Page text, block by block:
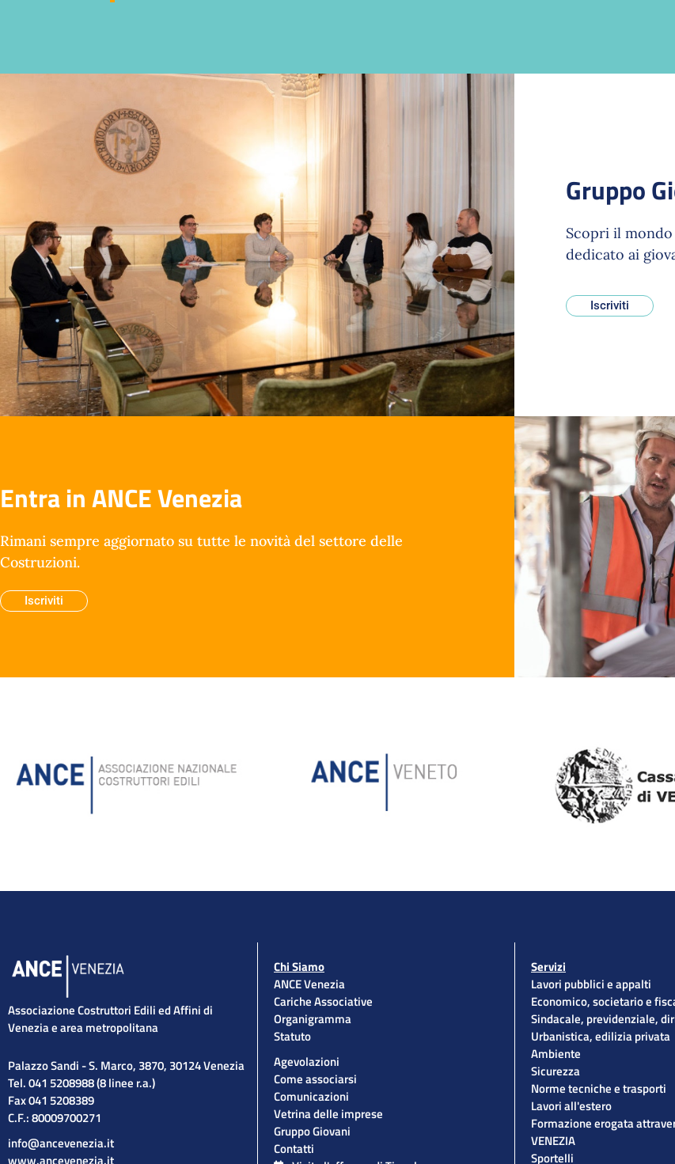
Gruppo
Scopri il mondo
dedicato ai
Iscriviti
Entra in ANCE Venezia
Rimani sempre aggiornato su tutte le novità del settore delle
Costruzioni.
Iscriviti
Associazione Costruttori Edili ed Affini di
Venezia e area metropolitana
Palazzo Sandi - S. Marco, 3870, 30124 Venezia
Tel. 041 5208988 (8 linee r.a.)
Fax 041 5208389
C.F.: 80009700271
info@ancevenezia.it
Chi Siamo
ANCE Venezia
Cariche Associative
Organigramma
Statuto
Agevolazioni
Come associarsi
Comunicazioni
Vetrina delle imprese
Gruppo Giovani
Contatti
Servizi
Lavori pubblici e appalti
Economico, societario e
Sindacale, previdenziale,
Urbanistica, edilizia privata
Ambiente
Sicurezza
Norme tecniche e trasporti
Lavori all'estero
Formazione erogata
VENEZIA
Sportelli